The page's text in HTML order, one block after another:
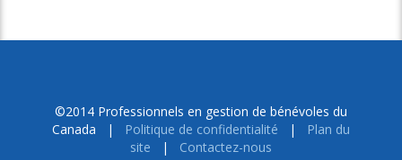
©2014 Professionnels en gestion de bénévoles du
Canada |
Politique de confidentialité |
Plan du
site | Contactez-nous